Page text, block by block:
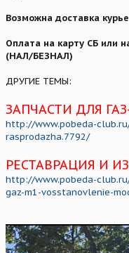
Возможна доставка
Оплата на карту СБ или
(НАЛ/БЕЗНАЛ)
ДРУГИЕ ТЕМЫ:
ЗАПЧАСТИ ДЛЯ
http://www.pobeda-
rasprodazha.7792/
РЕСТАВРАЦИЯ И
http://www.pobeda-
gaz-m1-vosstanovlenie-